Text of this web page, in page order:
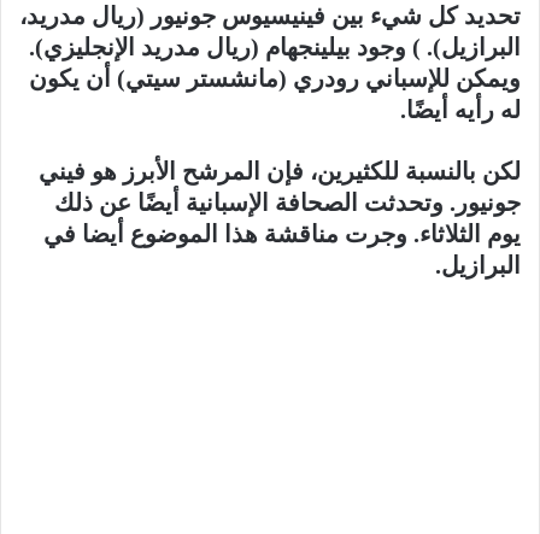
تحديد كل شيء بين فينيسيوس جونيور (ريال مدريد،
البرازيل). ) وجود بيلينجهام (ريال مدريد الإنجليزي).
ويمكن للإسباني رودري (مانشستر سيتي) أن يكون
له رأيه أيضًا.
لكن بالنسبة للكثيرين، فإن المرشح الأبرز هو فيني
جونيور. وتحدثت الصحافة الإسبانية أيضًا عن ذلك
يوم الثلاثاء. وجرت مناقشة هذا الموضوع أيضا في
البرازيل.